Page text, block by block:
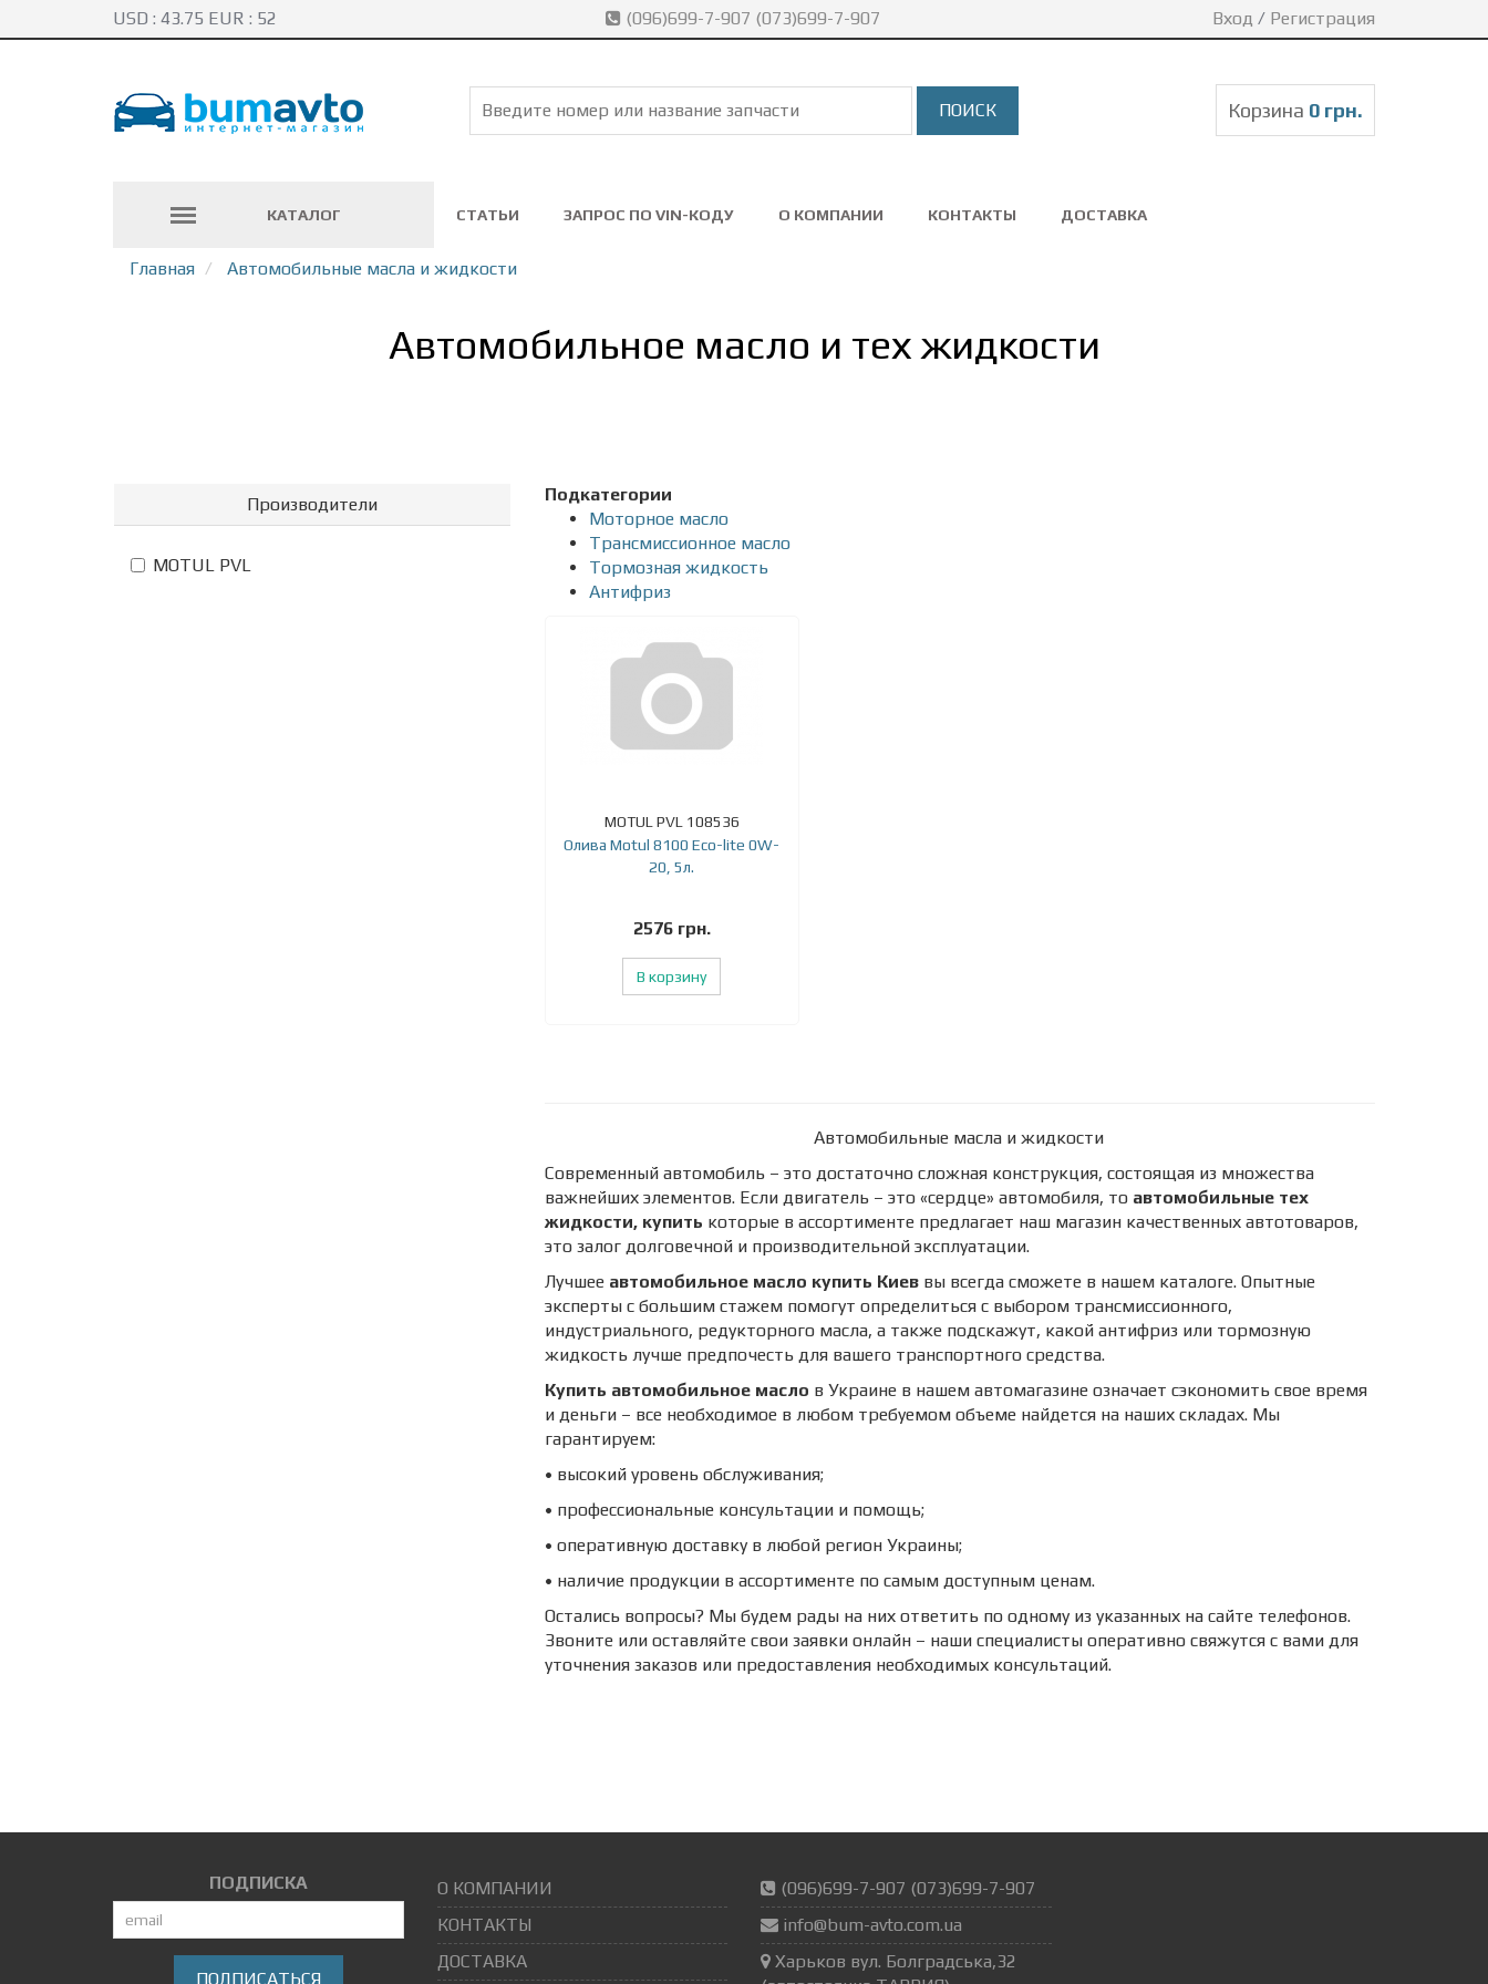
USD : 43.75 EUR : 52 (096)699-7-907 (073)699-7-907 Вход / Регистрация
Корзина 0 грн.
КАТАЛОГ СТАТЬИ ЗАПРОС ПО VIN-КОДУ О КОМПАНИИ КОНТАКТЫ ДОСТАВКА
Главная Автомобильные масла и жидкости
Автомобильное масло и тех жидкости
Производители
MOTUL PVL
Подкатегории
Моторное масло
Трансмиссионное масло
Тормозная жидкость
Антифриз
MOTUL PVL 108536
Олива Motul 8100 Eco-lite 0W-
20, 5л.
2576 грн.
В корзину
Автомобильные масла и жидкости
Современный автомобиль – это достаточно сложная конструкция, состоящая из множества
важнейших элементов. Если двигатель – это «сердце» автомобиля, то автомобильные тех
жидкости, купить которые в ассортименте предлагает наш магазин качественных автотоваров,
это залог долговечной и производительной эксплуатации.
Лучшее автомобильное масло купить Киев вы всегда сможете в нашем каталоге. Опытные
эксперты с большим стажем помогут определиться с выбором трансмиссионного,
индустриального, редукторного масла, а также подскажут, какой антифриз или тормозную
жидкость лучше предпочесть для вашего транспортного средства.
Купить автомобильное масло в Украине в нашем автомагазине означает сэкономить свое время
и деньги – все необходимое в любом требуемом объеме найдется на наших складах. Мы
гарантируем:
• высокий уровень обслуживания;
• профессиональные консультации и помощь;
• оперативную доставку в любой регион Украины;
• наличие продукции в ассортименте по самым доступным ценам.
Остались вопросы? Мы будем рады на них ответить по одному из указанных на сайте телефонов.
Звоните или оставляйте свои заявки онлайн – наши специалисты оперативно свяжутся с вами для
уточнения заказов или предоставления необходимых консультаций.
ПОДПИСКА
ПОДПИСАТЬСЯ
О КОМПАНИИ
КОНТАКТЫ
ДОСТАВКА
(096)699-7-907 (073)699-7-907
info@bum-avto.com.ua
Харьков вул. Болградська,32